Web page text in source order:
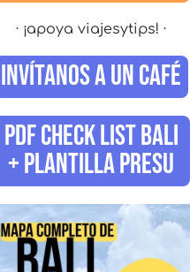
· ¡apoya viajesytips! ·
INVÍTANOS A UN CAFÉ
PDF CHECK LIST BALI
+ PLANTILLA PRESU